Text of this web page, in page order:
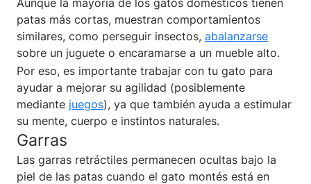
patas más cortas, muestran comportamientos
similares, como perseguir insectos, abalanzarse
sobre un juguete o encaramarse a un mueble alto.
Por eso, es importante trabajar con tu gato para
ayudar a mejorar su agilidad (posiblemente
mediante juegos), ya que también ayuda a estimular
su mente, cuerpo e instintos naturales.
Garras
Las garras retráctiles permanecen ocultas bajo la
piel de las patas cuando el gato montés está en